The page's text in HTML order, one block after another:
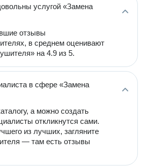
услугой «Замена
отзывы
в среднем оценивают
на 4.9 из 5.
в сфере «Замена
а можно создать
откликнутся сами.
из лучших, загляните
— там есть отзывы